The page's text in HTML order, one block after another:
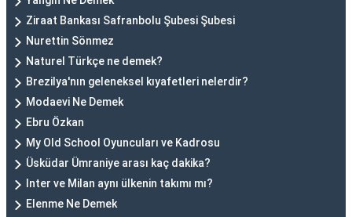
Ziraat Bankası Safranbolu Şubesi Şubesi
Nurettin Sönmez
Naturel Türkçe ne demek?
Brezilya'nın geleneksel kıyafetleri nelerdir?
Modaevi Ne Demek
Ebru Özkan
My Old School Oyuncuları ve Kadrosu
Üsküdar Ümraniye arası kaç dakika?
Inter ve Milan aynı ülkenin takımı mı?
Elenme Ne Demek